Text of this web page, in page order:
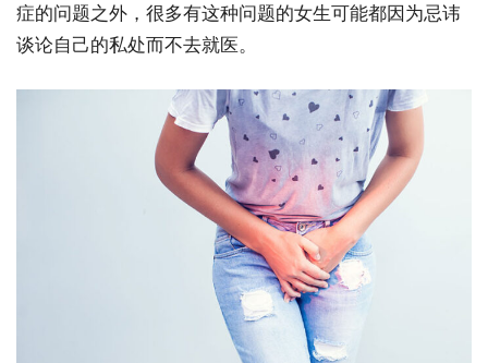
症的问题之外，很多有这种问题的女生可能都因为忌讳
谈论自己的私处而不去就医。